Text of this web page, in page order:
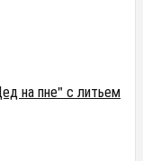
на пне" с литьем